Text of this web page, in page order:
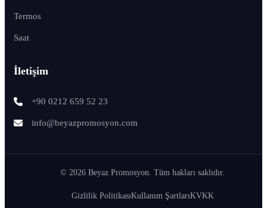
Termos
Saat
İletişim
+90 0212 659 52 23
info@beyazpromosyon.com
© 2026 Beyaz Promosyon. Tüm hakları saklıdır.
Gizlilik PolitikasıKullanım ŞartlarıKVKK